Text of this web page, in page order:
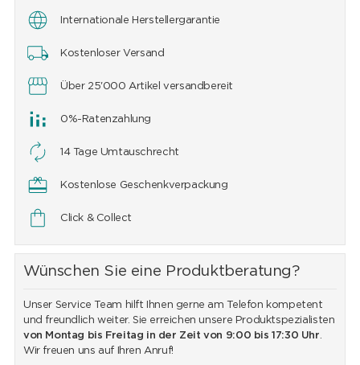
Internationale Herstellergarantie
Kostenloser Versand
Über 25'000 Artikel versandbereit
0%-Ratenzahlung
14 Tage Umtauschrecht
Kostenlose Geschenkverpackung
Click & Collect
Wünschen Sie eine Produktberatung?
Unser Service Team hilft Ihnen gerne am Telefon kompetent
und freundlich weiter. Sie erreichen unsere Produktspezialisten
von Montag bis Freitag in der Zeit von 9:00 bis 17:30 Uhr.
Wir freuen uns auf Ihren Anruf!